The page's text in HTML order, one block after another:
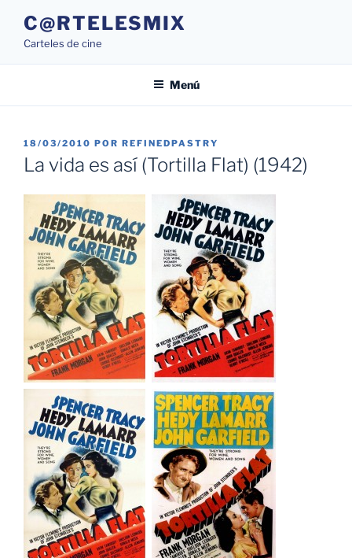
contenido
C@RTELESMIX
Carteles de cine
Menú
PUBLICADO
EL
18/03/2010 POR REFINEDPASTRY
La vida es así (Tortilla Flat) (1942)